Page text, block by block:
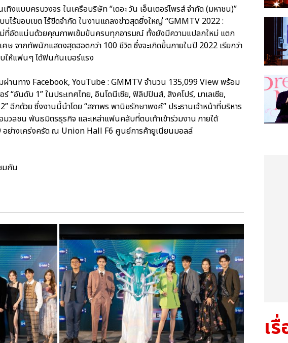
งแบบครบวงจร ในเครือบริษัท “เดอะ วัน เอ็นเตอร์ไพรส์ จำกัด (มหาชน)”
บไร้ขอบเขต ไร้ขีดจำกัด ในงานแถลงข่าวสุดยิ่งใหญ่ “GMMTV 2022 :
หม่ที่อัดแน่นด้วยคุณภาพเข้มข้นครบทุกอารมณ์ ทั้งยังมีความแปลกใหม่ แตก
ศษ จากทัพนักแสดงสุดฮอตกว่า 100 ชีวิต ซึ่งจะเกิดขึ้นภายในปี 2022 เรียกว่า
ให้แฟนๆ ได้ฟินกันเบอร์แรง
านทาง Facebook, YouTube : GMMTV จำนวน 135,099 View พร้อม
“อันดับ 1” ในประเทศไทย, อินโดนีเซีย, ฟิลิปปินส์, สิงคโปร์, มาเลเซีย,
อีกด้วย ซึ่งงานนี้นำโดย “สถาพร พานิชรักษาพงศ์” ประธานเจ้าหน้าที่บริหาร
วลชน พันธมิตรธุรกิจ และเหล่าแฟนคลับที่ตบเท้าเข้าร่วมงาน ภายใต้
อย่างเคร่งครัด ณ Union Hall F6 ศูนย์การค้ายูเนียนมอลล์
มกัน
เ